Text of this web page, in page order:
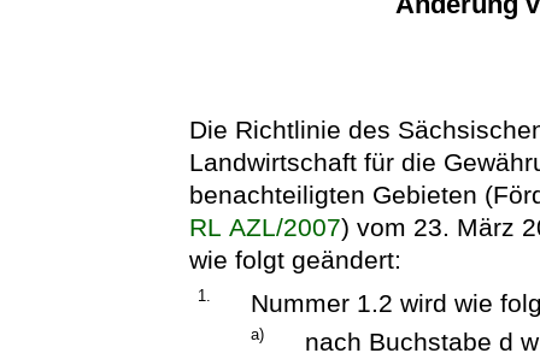
Die Richtlinie des
Landwirtschaft für die
benachteiligten Gebieten
RL AZL/2007) vom 23. März
wie folgt geändert:
1. Nummer 1.2 wird wie
a) nach Buchstabe d